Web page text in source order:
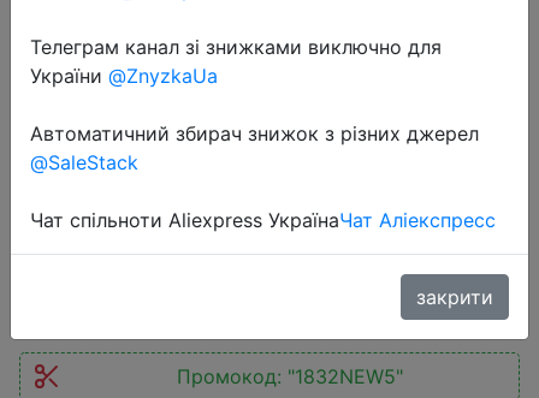
2022-09-04
Женский рюкзак с защитой от
кражи Fengdong, черный
водонепроницаемый дорожный
Промокод: "1832NEW5"
Телеграм канал зі знижками виключно для
України @ZnyzkaUa
Автоматичний збирач знижок з різних джерел
@SaleStack
Чат спільноти Aliexpress УкраїнаЧат Аліекспресс
закрити